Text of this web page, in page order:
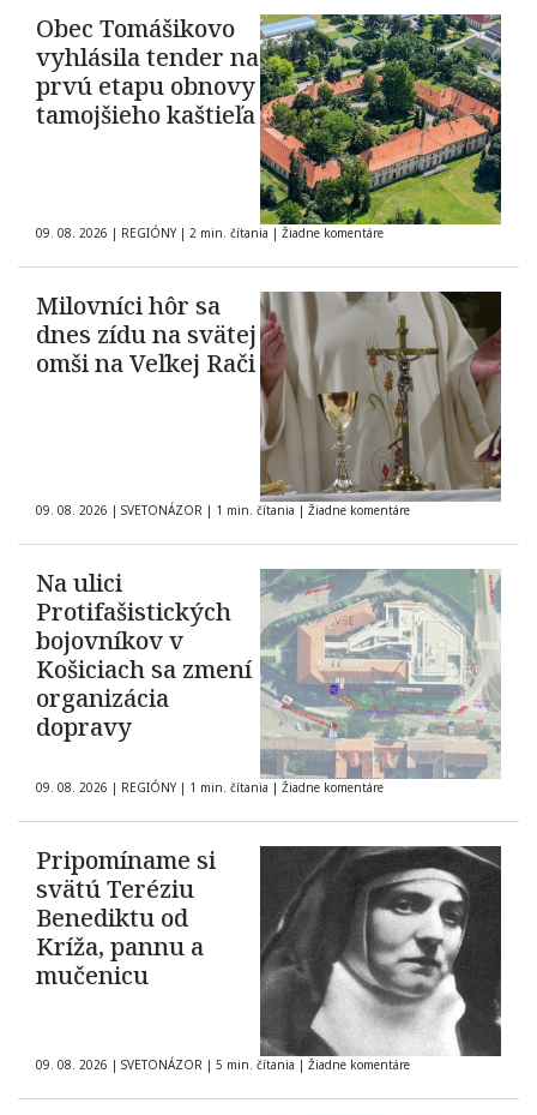
Obec Tomášikovo
vyhlásila tender na
prvú etapu obnovy
tamojšieho kaštieľa
09. 08. 2026 | REGIÓNY | 2 min. čítania | Žiadne komentáre
Milovníci hôr sa
dnes zídu na svätej
omši na Veľkej Rači
09. 08. 2026 | SVETONÁZOR | 1 min. čítania | Žiadne komentáre
Na ulici
Protifašistických
bojovníkov v
Košiciach sa zmení
organizácia
dopravy
09. 08. 2026 | REGIÓNY | 1 min. čítania | Žiadne komentáre
Pripomíname si
svätú Teréziu
Benediktu od
Kríža, pannu a
mučenicu
09. 08. 2026 | SVETONÁZOR | 5 min. čítania | Žiadne komentáre